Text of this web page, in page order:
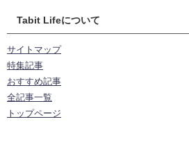
Tabit Lifeについて
サイトマップ
特集記事
おすすめ記事
全記事一覧
トップページ